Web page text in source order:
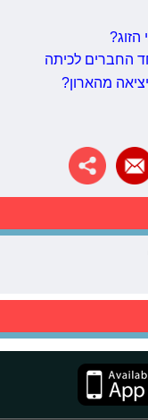
הזוג?
החברים לכיתה
מהארון?